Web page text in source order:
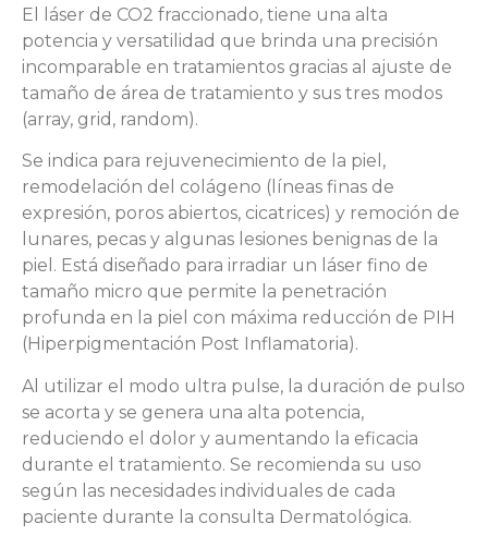
El láser de CO2 fraccionado, tiene una alta
potencia y versatilidad que brinda una precisión
incomparable en tratamientos gracias al ajuste de
tamaño de área de tratamiento y sus tres modos
(array, grid, random).
Se indica para rejuvenecimiento de la piel,
remodelación del colágeno (líneas finas de
expresión, poros abiertos, cicatrices) y remoción de
lunares, pecas y algunas lesiones benignas de la
piel. Está diseñado para irradiar un láser fino de
tamaño micro que permite la penetración
profunda en la piel con máxima reducción de PIH
(Hiperpigmentación Post Inflamatoria).
Al utilizar el modo ultra pulse, la duración de pulso
se acorta y se genera una alta potencia,
reduciendo el dolor y aumentando la eficacia
durante el tratamiento. Se recomienda su uso
según las necesidades individuales de cada
paciente durante la consulta Dermatológica.